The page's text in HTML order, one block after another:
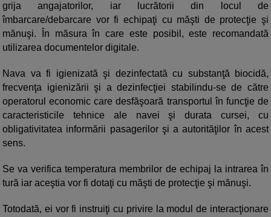
grija angajatorilor, iar lucrătorii din locul de
îmbarcare/debarcare vor fi echipaţi cu măşti de protecţie şi
mănuşi. În măsura în care este posibil, este recomandată
utilizarea documentelor digitale.
Nava va fi igienizată şi dezinfectată cu substanţă biocidă,
frecvenţa igienizării şi a dezinfecţiei stabilindu-se de către
operatorul economic care desfăşoară transportul în funcţie de
caracteristicile tehnice ale navei şi durata cursei, cu
obligativitatea informării pasagerilor şi a autorităţilor în acest
sens.
Se va verifica temperatura membrilor de echipaj la intrarea în
tură iar aceştia vor fi dotaţi cu măşti de protecţie şi mănuşi.
Totodată, ei vor fi instruiţi cu privire la modul de interacţionare